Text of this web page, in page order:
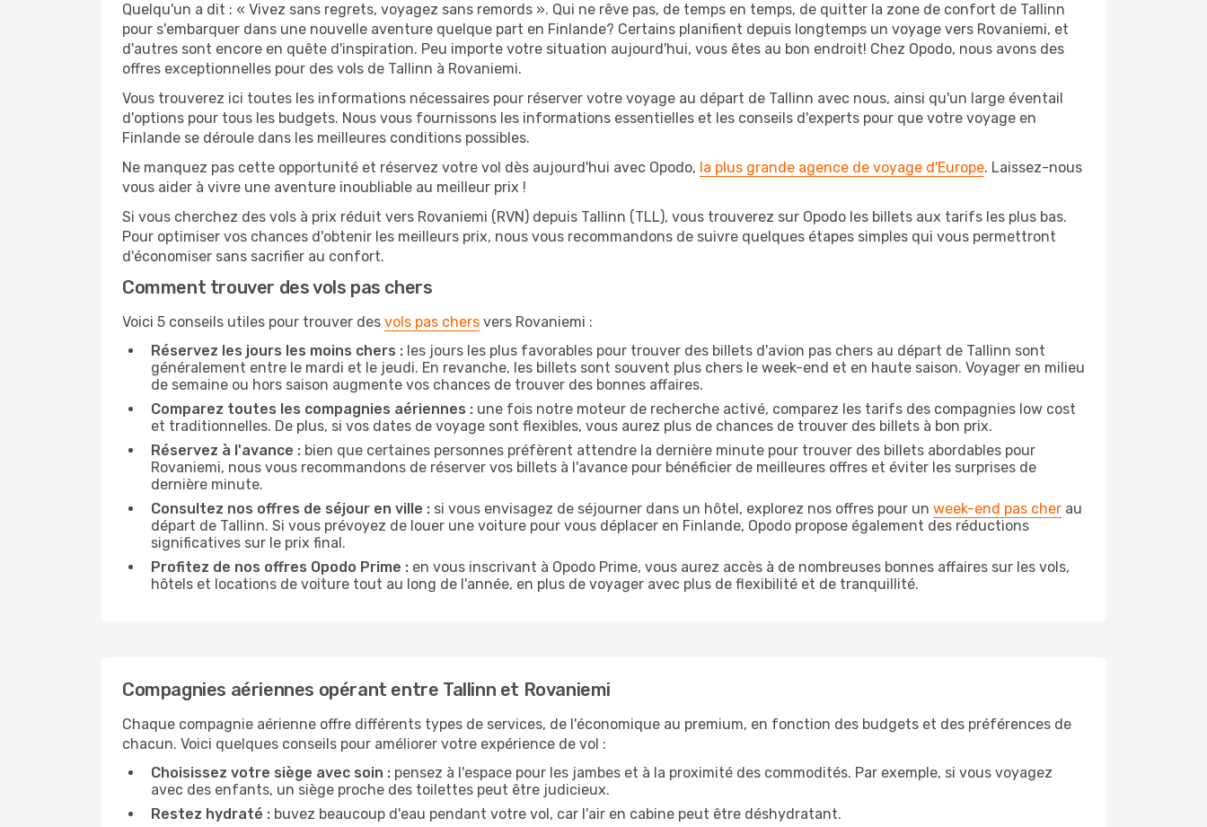
Quelqu'un a dit : « Vivez sans regrets, voyagez sans remords ». Qui ne rêve pas, de temps en temps, de quitter la zone de confort de Tallinn
pour s'embarquer dans une nouvelle aventure quelque part en Finlande? Certains planifient depuis longtemps un voyage vers Rovaniemi, et
d'autres sont encore en quête d'inspiration. Peu importe votre situation aujourd'hui, vous êtes au bon endroit! Chez Opodo, nous avons des
offres exceptionnelles pour des vols de Tallinn à Rovaniemi.
Vous trouverez ici toutes les informations nécessaires pour réserver votre voyage au départ de Tallinn avec nous, ainsi qu'un large éventail
d'options pour tous les budgets. Nous vous fournissons les informations essentielles et les conseils d'experts pour que votre voyage en
Finlande se déroule dans les meilleures conditions possibles.
Ne manquez pas cette opportunité et réservez votre vol dès aujourd'hui avec Opodo, la plus grande agence de voyage d'Europe. Laissez-nous
vous aider à vivre une aventure inoubliable au meilleur prix !
Si vous cherchez des vols à prix réduit vers Rovaniemi (RVN) depuis Tallinn (TLL), vous trouverez sur Opodo les billets aux tarifs les plus bas.
Pour optimiser vos chances d'obtenir les meilleurs prix, nous vous recommandons de suivre quelques étapes simples qui vous permettront
d'économiser sans sacrifier au confort.
Comment trouver des vols pas chers
Voici 5 conseils utiles pour trouver des vols pas chers vers Rovaniemi :
Réservez les jours les moins chers : les jours les plus favorables pour trouver des billets d'avion pas chers au départ de Tallinn sont
généralement entre le mardi et le jeudi. En revanche, les billets sont souvent plus chers le week-end et en haute saison. Voyager en milieu
de semaine ou hors saison augmente vos chances de trouver des bonnes affaires.
Comparez toutes les compagnies aériennes : une fois notre moteur de recherche activé, comparez les tarifs des compagnies low cost
et traditionnelles. De plus, si vos dates de voyage sont flexibles, vous aurez plus de chances de trouver des billets à bon prix.
Réservez à l'avance : bien que certaines personnes préfèrent attendre la dernière minute pour trouver des billets abordables pour
Rovaniemi, nous vous recommandons de réserver vos billets à l'avance pour bénéficier de meilleures offres et éviter les surprises de
dernière minute.
Consultez nos offres de séjour en ville : si vous envisagez de séjourner dans un hôtel, explorez nos offres pour un week-end pas cher au
départ de Tallinn. Si vous prévoyez de louer une voiture pour vous déplacer en Finlande, Opodo propose également des réductions
significatives sur le prix final.
Profitez de nos offres Opodo Prime : en vous inscrivant à Opodo Prime, vous aurez accès à de nombreuses bonnes affaires sur les vols,
hôtels et locations de voiture tout au long de l'année, en plus de voyager avec plus de flexibilité et de tranquillité.
Compagnies aériennes opérant entre Tallinn et Rovaniemi
Chaque compagnie aérienne offre différents types de services, de l'économique au premium, en fonction des budgets et des préférences de
chacun. Voici quelques conseils pour améliorer votre expérience de vol :
Choisissez votre siège avec soin : pensez à l'espace pour les jambes et à la proximité des commodités. Par exemple, si vous voyagez
avec des enfants, un siège proche des toilettes peut être judicieux.
Restez hydraté : buvez beaucoup d'eau pendant votre vol, car l'air en cabine peut être déshydratant.